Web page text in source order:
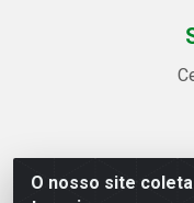
O nosso site
Linhavix